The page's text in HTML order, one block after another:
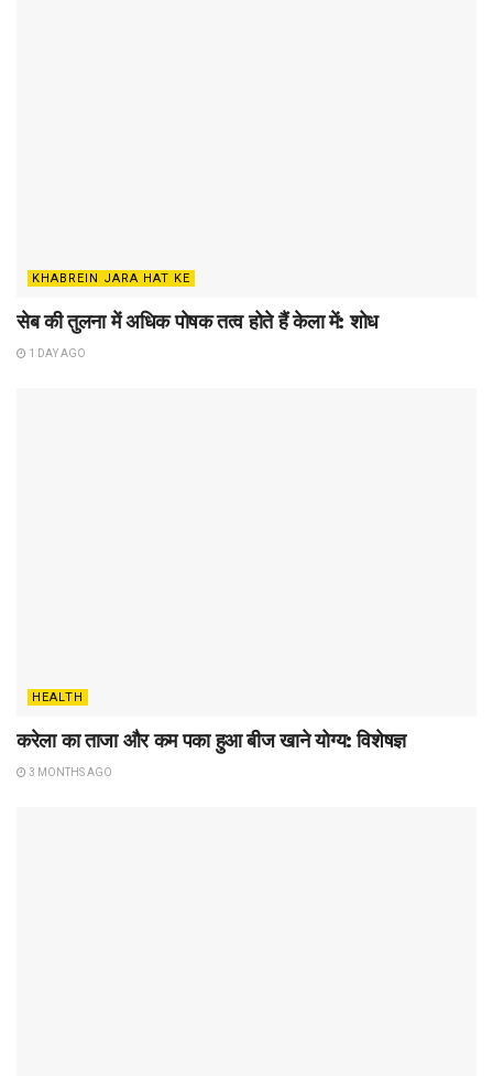
KHABREIN JARA HAT KE
सेब की तुलना में अधिक पोषक तत्व होते हैं केला में: शोध
1 DAY AGO
HEALTH
करेला का ताजा और कम पका हुआ बीज खाने योग्य: विशेषज्ञ
3 MONTHS AGO